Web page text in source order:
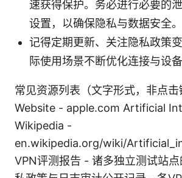
速获得保护。务必进行必要的
设置，以确保隐私与数据安全。
记得定期更新、关注隐私政策
际使用场景不断优化连接与设备
常见资源列表（文字形式，非点
Website - apple.com Artificial
Wikipedia -
en.wikipedia.org/wiki/
VPN评测报告 - 诸多独立测试站